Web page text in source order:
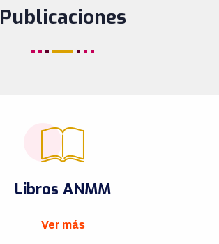
Publicaciones
Libros ANMM
Ver más